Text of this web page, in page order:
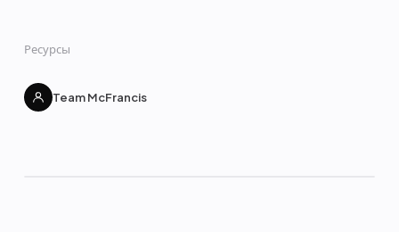
Ресурсы
Team McFrancis